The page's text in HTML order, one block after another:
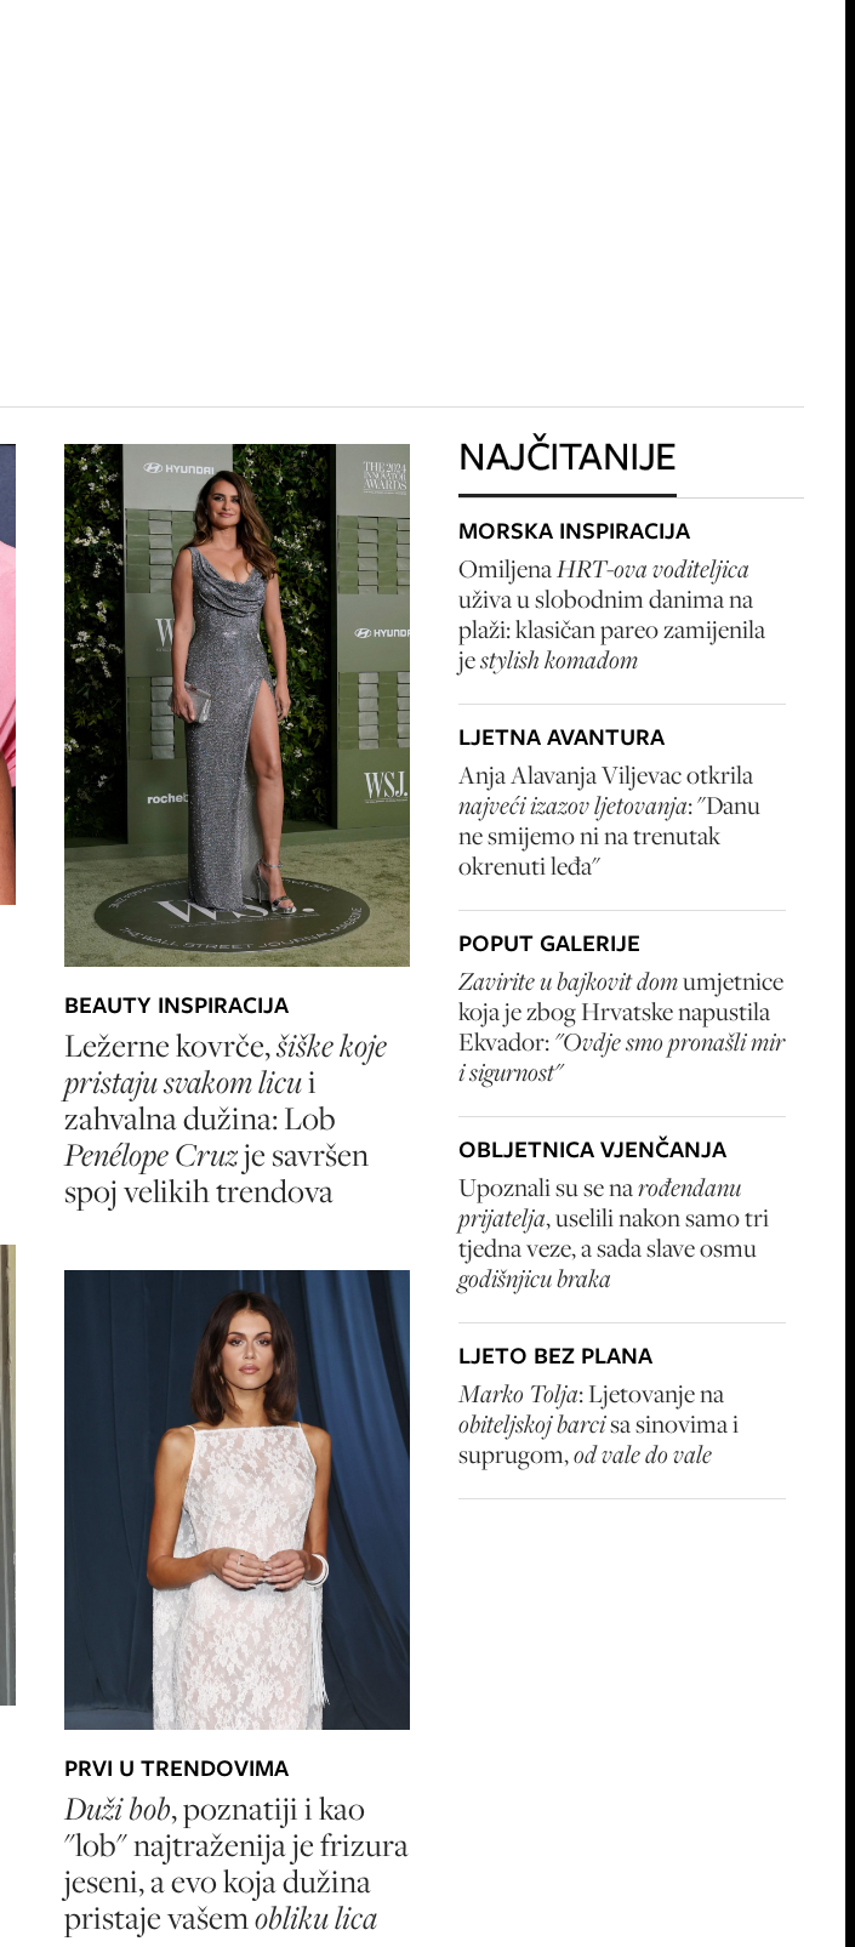
BEAUTY INSPIRACIJA
Ležerne kovrče,šiške koje
pristaju svakom licui
zahvalna dužina: Lob
Penélope Cruzje savršen
spoj velikih trendova
PRVI U TRENDOVIMA
Duži bob, poznatiji i kao
"lob" najtraženija je frizura
jeseni, a evo koja dužina
pristaje vašemobliku lica
NAJČITANIJE
MORSKA INSPIRACIJA
OmiljenaHRT-ova voditeljica
uživa u slobodnim danima na
plaži: klasičan pareo zamijenila
jestylish komadom
LJETNA AVANTURA
Anja Alavanja Viljevac otkrila
najveći izazov ljetovanja: "Danu
ne smijemo ni na trenutak
okrenuti leđa"
POPUT GALERIJE
Zavirite u bajkovit domumjetnice
koja je zbog Hrvatske napustila
Ekvador:"Ovdje smo pronašli mir
i sigurnost"
OBLJETNICA VJENČANJA
Upoznali su se narođendanu
prijatelja, uselili nakon samo tri
tjedna veze, a sada slave osmu
godišnjicu braka
LJETO BEZ PLANA
Marko Tolja: Ljetovanje na
obiteljskoj barcisa sinovima i
suprugom,od vale do vale